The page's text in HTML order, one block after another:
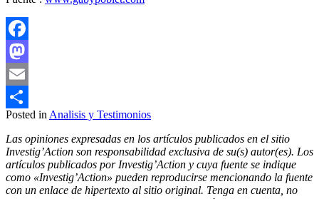
Facebook
Mastodon
Email
Compartir
Posted in Analisis y Testimonios
Las opiniones expresadas en los artículos publicados en el sitio
Investig’Action son responsabilidad exclusiva de su(s) autor(es). Los
artículos publicados por Investig’Action y cuya fuente se indique
como «Investig’Action» pueden reproducirse mencionando la fuente
con un enlace de hipertexto al sitio original. Tenga en cuenta, no